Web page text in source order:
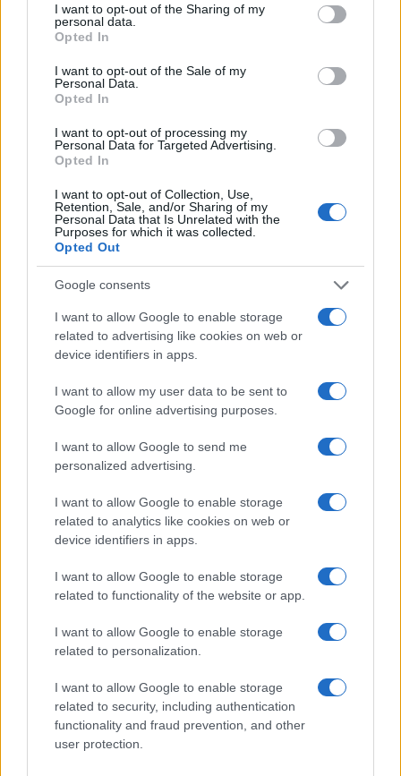
not limited to your visit or usage behaviour. You may click to
grant or deny consent to Google and its third-party tags to
use your data for below specified purposes in below Google
consent section.
I want to opt-out of the Sharing of my
personal data.
Opted In
I want to opt-out of the Sale of my
Personal Data.
Opted In
I want to opt-out of processing my
Personal Data for Targeted Advertising.
Opted In
I want to opt-out of Collection, Use,
Retention, Sale, and/or Sharing of my
Personal Data that Is Unrelated with the
Purposes for which it was collected.
Opted Out
Google consents
I want to allow Google to enable storage
related to advertising like cookies on web or
device identifiers in apps.
I want to allow my user data to be sent to
Google for online advertising purposes.
I want to allow Google to send me
personalized advertising.
I want to allow Google to enable storage
related to analytics like cookies on web or
device identifiers in apps.
I want to allow Google to enable storage
related to functionality of the website or app.
I want to allow Google to enable storage
related to personalization.
I want to allow Google to enable storage
related to security, including authentication
functionality and fraud prevention, and other
user protection.
Vuoi rimuovere le pubblicità nazionali?
Puoi abbonarti asoli € 1,10 al mese
cliccandoqui
Sei già abbonato?
Puoi effettuare l'accesso andando nella
sezioneLogindal menù del sito o
Notizie Sardegna
Raccolta Differenziata
Raccolta Differenziata Sassari
Rifiuti Sardegna
Condividi l'articolo
F
ce
o
o
k
T
it
te
r
Pi
te
st
W
h
at
A
p
S
a
Articolo precedente
NOTIZIE RECENTI